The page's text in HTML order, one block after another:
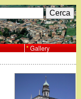
Gallery